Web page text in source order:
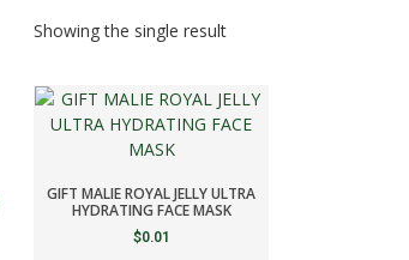
Showing the single result
GIFT MALIE ROYAL JELLY ULTRA
HYDRATING FACE MASK
$0.01